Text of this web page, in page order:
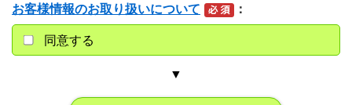
お客様情報のお取り扱いについて
同意する
▼